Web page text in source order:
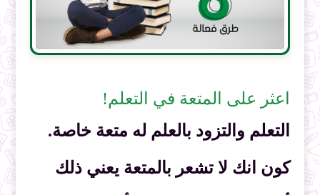
اعثر على المتعة في التعلم!
التعلم والتزود بالعلم له متعة خاصة.
كون انك لا تشعر بالمتعة يعني ذلك